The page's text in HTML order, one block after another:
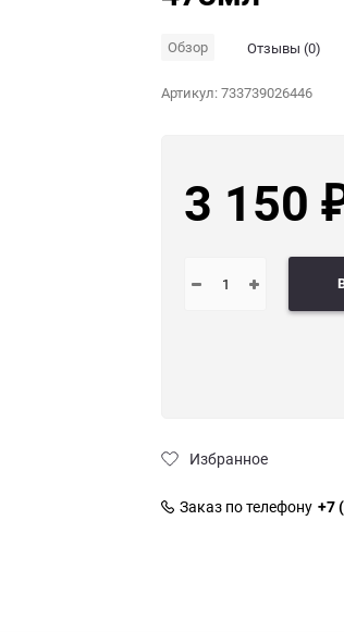
Обзор Отзывы (0)
Артикул:733739026446
3 150
Избранное
Заказ по телефону +7